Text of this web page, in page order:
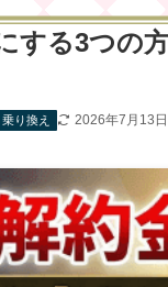
する3つの
り換え 2026年7月13日